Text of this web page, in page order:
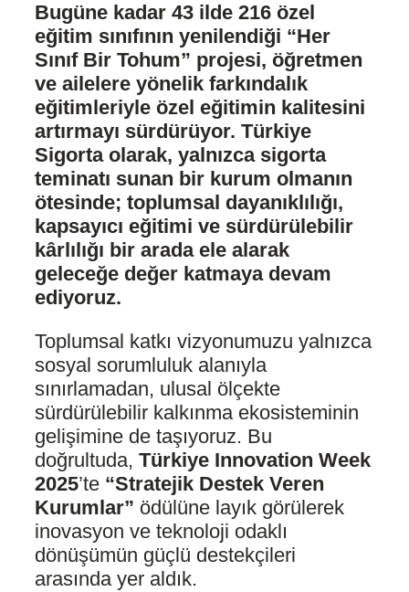
Bugüne kadar 43 ilde 216 özel
eğitim sınıfının yenilendiği “Her
Sınıf Bir Tohum” projesi, öğretmen
ve ailelere yönelik farkındalık
eğitimleriyle özel eğitimin kalitesini
artırmayı sürdürüyor. Türkiye
Sigorta olarak, yalnızca sigorta
teminatı sunan bir kurum olmanın
ötesinde; toplumsal dayanıklılığı,
kapsayıcı eğitimi ve sürdürülebilir
kârlılığı bir arada ele alarak
geleceğe değer katmaya devam
ediyoruz.
Toplumsal katkı vizyonumuzu yalnızca
sosyal sorumluluk alanıyla
sınırlamadan, ulusal ölçekte
sürdürülebilir kalkınma ekosisteminin
gelişimine de taşıyoruz. Bu
doğrultuda, Türkiye Innovation Week
2025’te “Stratejik Destek Veren
Kurumlar” ödülüne layık görülerek
inovasyon ve teknoloji odaklı
dönüşümün güçlü destekçileri
arasında yer aldık.